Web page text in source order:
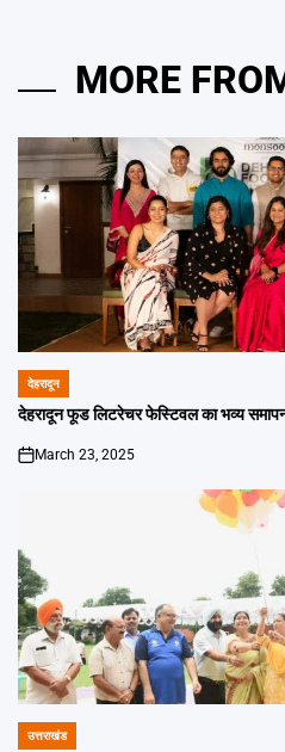
MORE
POSTED
IN
देहरादून
देहरादून फूड लिटरेचर फेस्टिवल का भव्य
on
March 23, 2025
POSTED
उत्तराखंड